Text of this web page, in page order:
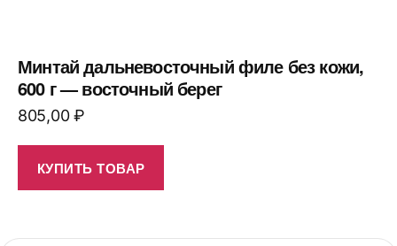
Минтай дальневосточный филе без кожи,
600 г — восточный берег
805,00₽
КУПИТЬ ТОВАР